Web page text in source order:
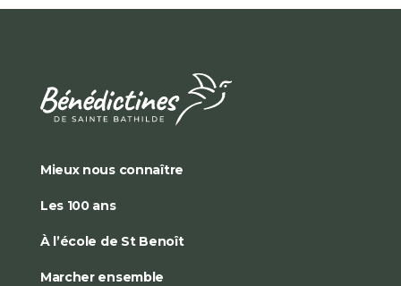
Mieux nous connaître
Les 100 ans
À l’école de St Benoît
Marcher ensemble